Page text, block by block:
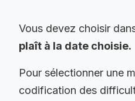
Vous devez choisir
plaît à la date choisie.
Pour sélectionner une
codification des